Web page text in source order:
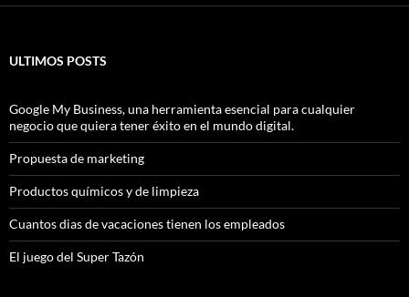
ULTIMOS POSTS
Google My Business, una herramienta esencial para cualquier
negocio que quiera tener éxito en el mundo digital.
Propuesta de marketing
Productos químicos y de limpieza
Cuantos dias de vacaciones tienen los empleados
El juego del Super Tazón